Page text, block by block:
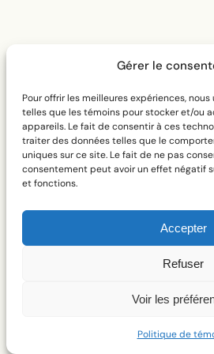
Gérer le
Pour offrir les meilleures expériences,
telles que les témoins pour stocker et/ou
appareils. Le fait de consentir à ces
traiter des données telles que le
uniques sur ce site. Le fait de ne pas
consentement peut avoir un effet négatif
et fonctions.
Accepter
Refuser
Voir les
Politique de
ISSN 2563-660X